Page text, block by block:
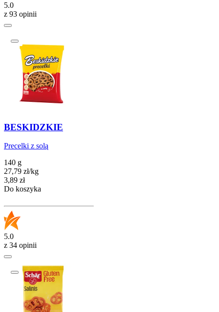
5.0
z 93 opinii
BESKIDZKIE
Precelki z solą
140 g
27,79 zł/kg
Cena
3,89 zł
Do koszyka
5.0
z 34 opinii